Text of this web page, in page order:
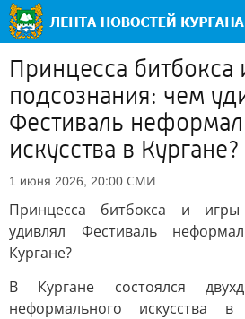
Принцесса битбокса
подсознания: чем
Фестиваль
искусства в Кургане?
1 июня 2026, 20:00 СМИ
Принцесса битбокса и
удивлял Фестиваль
Кургане?
В Кургане состоялся
неформального искусства